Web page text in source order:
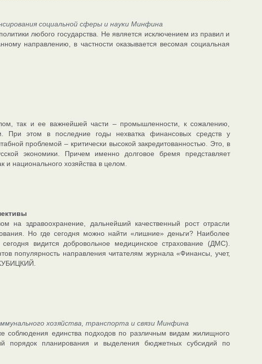
социальной сферы и науки Минфина
любого государства. Не является исключением из правил и
направлению, в частности оказывается весомая социальная
так и ее важнейшей части – промышленности, к сожалению,
При этом в последние годы нехватка финансовых средств у
проблемой – критически высокой закредитованностью. Это, в
экономики. Причем именно долговое бремя представляет
и национального хозяйства в целом.
на здравоохранение, дальнейший качественный рост отрасли
Но где сегодня можно найти «лишние» деньги? Наиболее
видится добровольное медицинское страхование (ДМС).
популярность направления читателям журнала «Финансы, учет,
хозяйства, транспорта и связи Минфина
соблюдения единства подходов по различным видам жилищного
порядок планирования и выделения бюджетных субсидий по